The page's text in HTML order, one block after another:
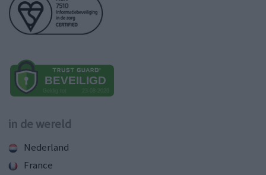
in de wereld
Nederland
France